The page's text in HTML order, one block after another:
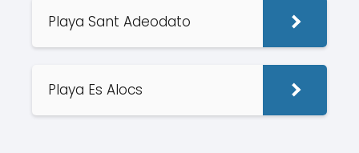
Playa Sant Adeodato
Playa Es Alocs